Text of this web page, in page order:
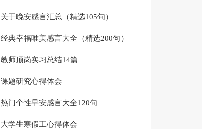
关于晚安感言汇总（精选105句）
经典幸福唯美感言大全（精选200句）
教师顶岗实习总结14篇
课题研究心得体会
热门个性早安感言大全120句
大学生寒假工心得体会